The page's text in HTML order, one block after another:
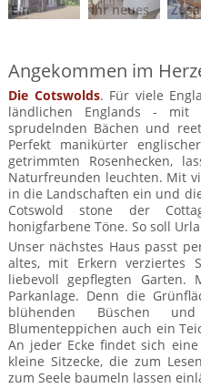
Ein
machen
Ihr neues
Angekommen im
Die Cotswolds. Für viele
ländlichen Englands - mit
sprudelnden Bächen und
Perfekt manikürter
getrimmten Rosenhecken,
Naturfreunden leuchten. Mit
in die Landschaften ein und
Cotswold stone der
honigfarbene Töne. So soll
Unser nächstes Haus passt
altes, mit Erkern verziertes
liebevoll gepflegten Garten.
Parkanlage. Denn die
blühenden Büschen
Blumenteppichen auch ein
An jeder Ecke findet sich
kleine Sitzecke, die zum
zum Seele baumeln lassen